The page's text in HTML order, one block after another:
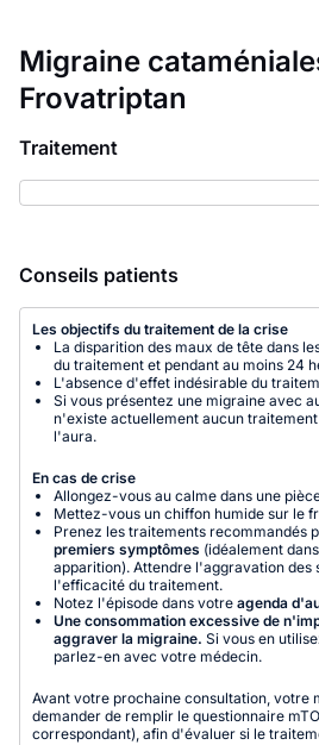
Migraine
Frovatriptan
Traitement
Conseils patients
Les objectifs du traitement de la crise
La disparition des maux de tête dans
du traitement et pendant au moins 24
L'absence d'effet indésirable du
Si vous présentez une migraine avec
n'existe actuellement aucun
l'aura.
En cas de crise
Allongez-vous au calme dans une
Mettez-vous un chiffon humide sur le
Prenez les traitements recommandés
premiers symptômes (idéalement
apparition). Attendre l'aggravation des
l'efficacité du traitement.
Notez l'épisode dans votre agenda
Une consommation excessive de
aggraver la migraine. Si vous en
parlez-en avec votre médecin.
Avant votre prochaine consultation, votre
demander de remplir le questionnaire
correspondant), afin d'évaluer si le